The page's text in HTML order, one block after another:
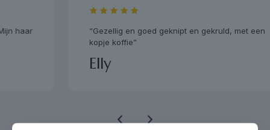
“Gezellig en goed geknipt en gekruld, met een